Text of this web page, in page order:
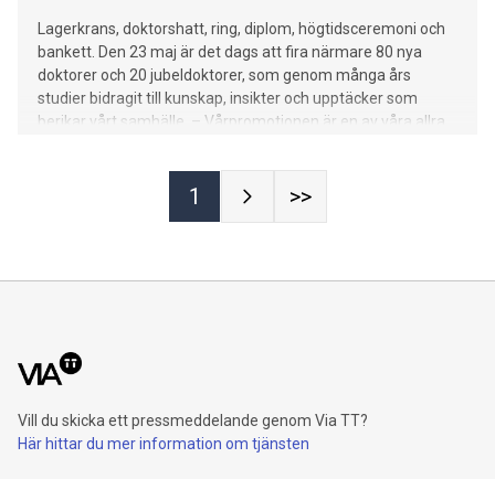
Lagerkrans, doktorshatt, ring, diplom, högtidsceremoni och
bankett. Den 23 maj är det dags att fira närmare 80 nya
doktorer och 20 jubeldoktorer, som genom många års
studier bidragit till kunskap, insikter och upptäcker som
berikar vårt samhälle. – Vårpromotionen är en av våra allra
1 >>
Vill du skicka ett pressmeddelande genom Via TT?
Här hittar du mer information om tjänsten